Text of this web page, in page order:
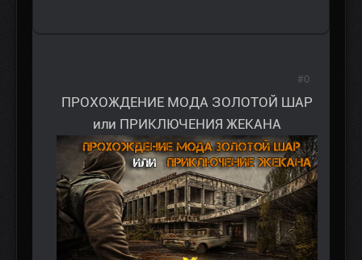
ПРОХОЖДЕНИЕ МОДА ЗОЛОТОЙ ШАР
или ПРИКЛЮЧЕНИЯ ЖЕКАНА
#0